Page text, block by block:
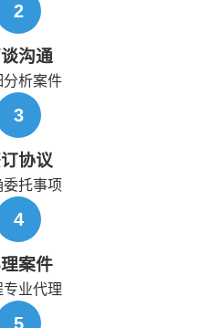
2
沟通
分析案件
3
协议
委托事项
4
案件
专业代理
5